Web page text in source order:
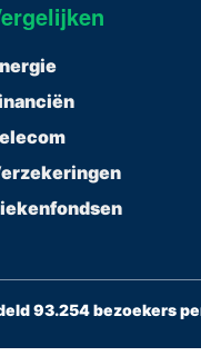
93.254 bezoekers